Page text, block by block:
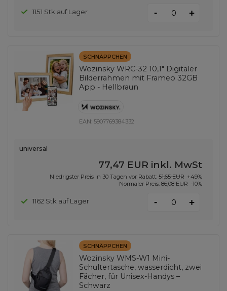
1151 Stk auf Lager - +
SCHNÄPPCHEN
Wozinsky WRC-32 10,1" Digitaler
Bilderrahmen mit Frameo 32GB
App - Hellbraun
EAN: 5907769384332
universal
77,47 EUR inkl. MwSt
Niedrigster Preis in 30 Tagen vor Rabatt: 51,65 EUR +49%
Normaler Preis: 86,08 EUR -10%
1162 Stk auf Lager - +
SCHNÄPPCHEN
Wozinsky WMS-W1 Mini-
Schultertasche, wasserdicht, zwei
Fächer, für Unisex-Handys –
Schwarz